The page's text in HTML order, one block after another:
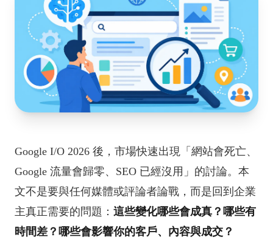
Google I/O 2026 後，市場快速出現「網站會死亡、
Google 流量會歸零、SEO 已經沒用」的討論。本
文不是要與任何媒體或評論者論戰，而是回到企業
主真正需要的問題： 這些變化哪些會成真？哪些有
時間差？哪些會影響你的客戶、內容與成交？